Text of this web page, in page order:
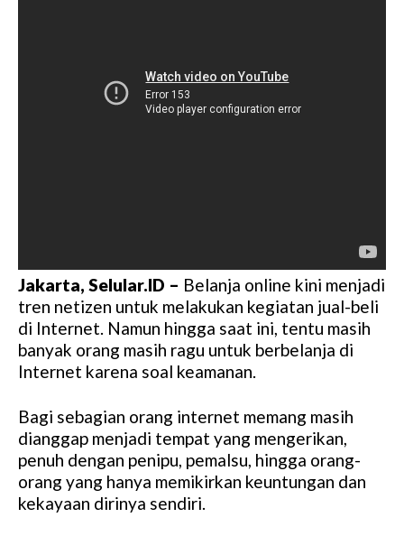
Jakarta, Selular.ID – Belanja online kini menjadi
tren netizen untuk melakukan kegiatan jual-beli
di Internet. Namun hingga saat ini, tentu masih
banyak orang masih ragu untuk berbelanja di
Internet karena soal keamanan.
Bagi sebagian orang internet memang masih
dianggap menjadi tempat yang mengerikan,
penuh dengan penipu, pemalsu, hingga orang-
orang yang hanya memikirkan keuntungan dan
kekayaan dirinya sendiri.